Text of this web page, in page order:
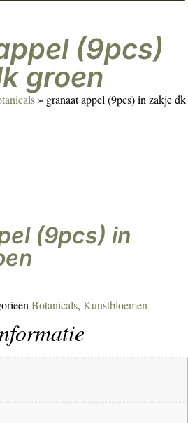
groen
» granaat appel (9pcs) in zakje dk
Botanicals, Kunstbloemen